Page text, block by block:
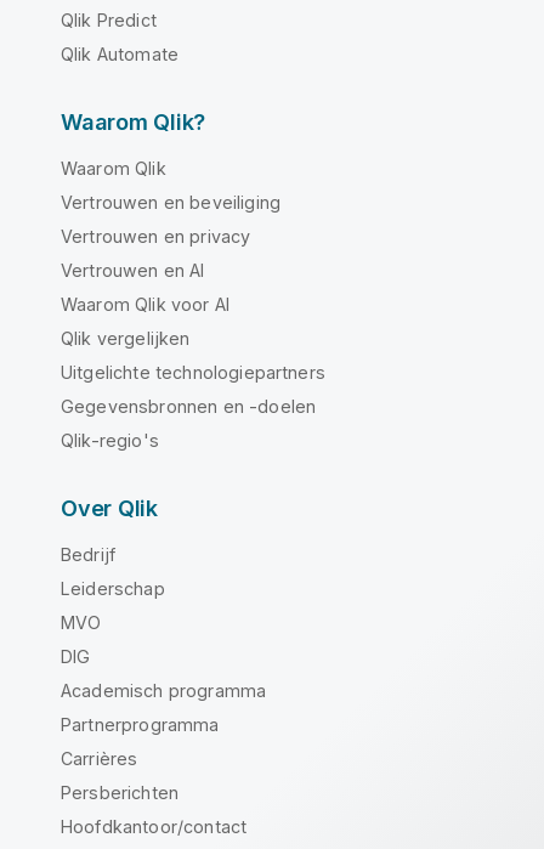
Qlik Predict
Qlik Automate
Waarom Qlik?
Waarom Qlik
Vertrouwen en beveiliging
Vertrouwen en privacy
Vertrouwen en AI
Waarom Qlik voor AI
Qlik vergelijken
Uitgelichte technologiepartners
Gegevensbronnen en -doelen
Qlik-regio's
Over Qlik
Bedrijf
Leiderschap
MVO
DIG
Academisch programma
Partnerprogramma
Carrières
Persberichten
Hoofdkantoor/contact